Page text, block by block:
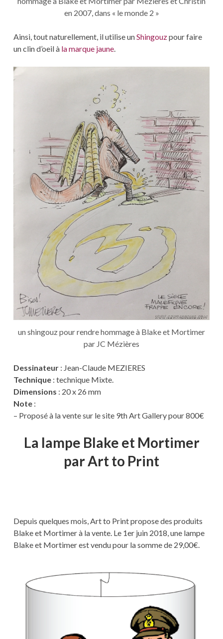
en 2007, dans « le monde 2 »
Ainsi, tout naturellement, il utilise unShingouzpour faire
un clin d’oeil à la marque jaune.
un shingouz pour rendre hommage à Blake et Mortimer
par JC Mézières
Dessinateur: Jean-Claude MEZIERES
Technique: technique Mixte.
Dimensions : 20 x 26 mm
Note:
– Proposé à la vente sur le site 9th Art Gallery pour 800€
La lampe Blake et Mortimer
par Art to Print
Depuis quelques mois, Art to Print propose des produits
Blake et Mortimer à la vente. Le 1er juin 2018, une lampe
Blake et Mortimer est vendu pour la somme de 29,00€.